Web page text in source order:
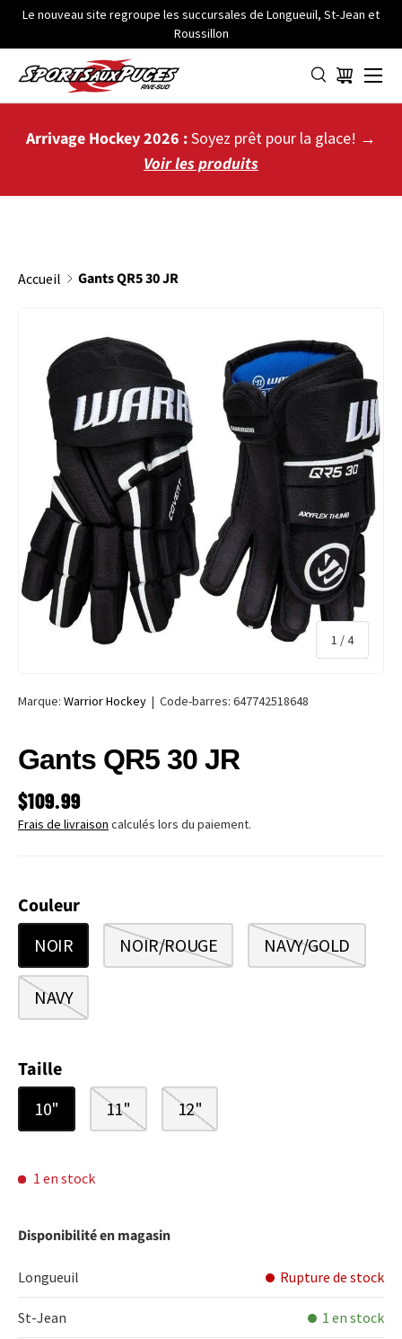
ALLER AU CONTENU
Le nouveau site regroupe les succursales de Longueuil, St-Jean et
Roussillon
Panier
Menu
Arrivage Hockey 2026 :Soyez prêt pour la glace! →
Voir les produits
Accueil Gants QR5 30 JR
PASSER AUX INFORMATIONS PRODUITS
1 /de
4
Marque: Warrior Hockey | Code-barres: 647742518648
Gants QR5 30 JR
PRIX HABITUEL
$109.99
Frais de livraison calculés lors du paiement.
Couleur
NOIR NOIR/ROUGE NAVY/GOLD
NAVY
Taille
10" 11" 12"
1 en stock
Disponibilité en magasin
Longueuil Rupture de stock
St-Jean 1 en stock